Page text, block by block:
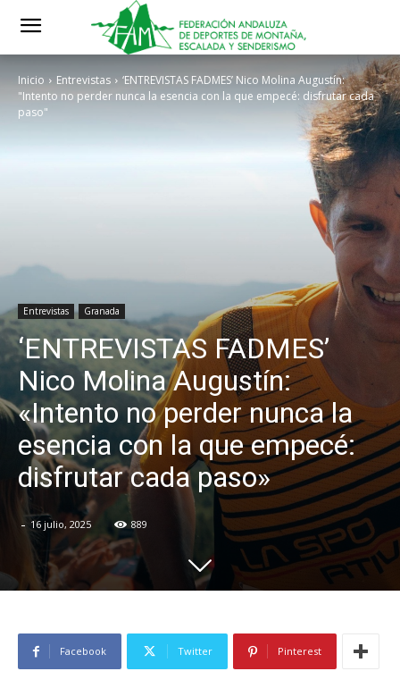
Inicio Entrevistas
‘ENTREVISTAS FADMES’ Nico Molina Augustín:
"Intento no perder nunca la esencia con la que empecé: disfrutar cada
paso"
Entrevistas Granada
‘ENTREVISTAS FADMES’
Nico Molina Augustín:
«Intento no perder nunca la
esencia con la que empecé:
disfrutar cada paso»
- 16 julio, 2025 889
Facebook Twitter Pinterest